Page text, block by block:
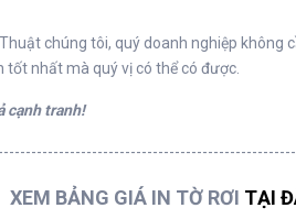
chúng tôi, quý doanh nghiệp không
nhất mà quý vị có thể có được.
cạnh tranh!
XEM BẢNG GIÁ IN TỜ RƠI TẠI